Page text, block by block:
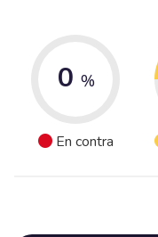
0 %
En contra